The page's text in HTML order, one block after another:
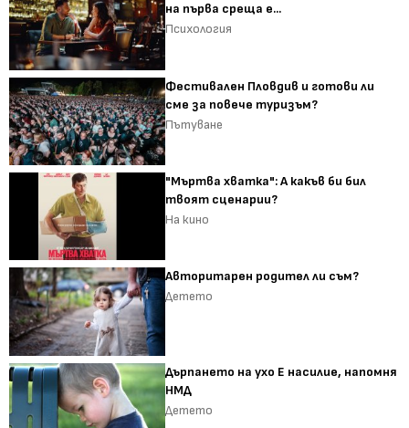
на първа среща е...
Психология
Фестивален Пловдив и готови ли
сме за повече туризъм?
Пътуване
"Мъртва хватка": А какъв би бил
твоят сценарии?
На кино
Авторитарен родител ли съм?
Детето
Дърпането на ухо Е насилие, напомня
НМД
Детето